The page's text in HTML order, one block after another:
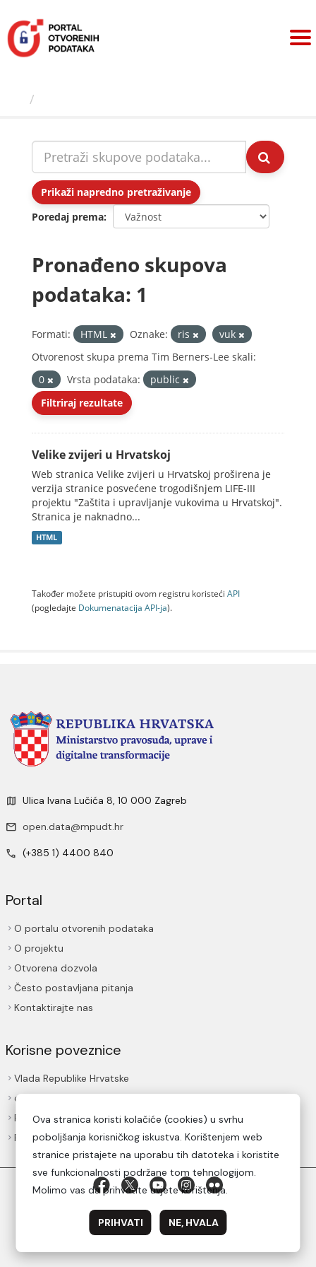
sadržaj
Prikaži napredno pretraživanje
Poredaj prema
Pronađeno skupova
podataka: 1
Formati: HTML Oznake: ris
vuk
Otvorenost skupa prema Tim Berners-Lee skali:
0
Vrsta podataka:
public
Filtriraj rezultate
Velike zvijeri u Hrvatskoj
Web stranica Velike zvijeri u Hrvatskoj proširena je
verzija stranice posvećene trogodišnjem LIFE-III
projektu "Zaštita i upravljanje vukovima u Hrvatskoj".
Stranica je naknadno...
HTML
Također možete pristupiti ovom registru koristeći API
(pogledajte Dokumenаtаcijа API-jа).